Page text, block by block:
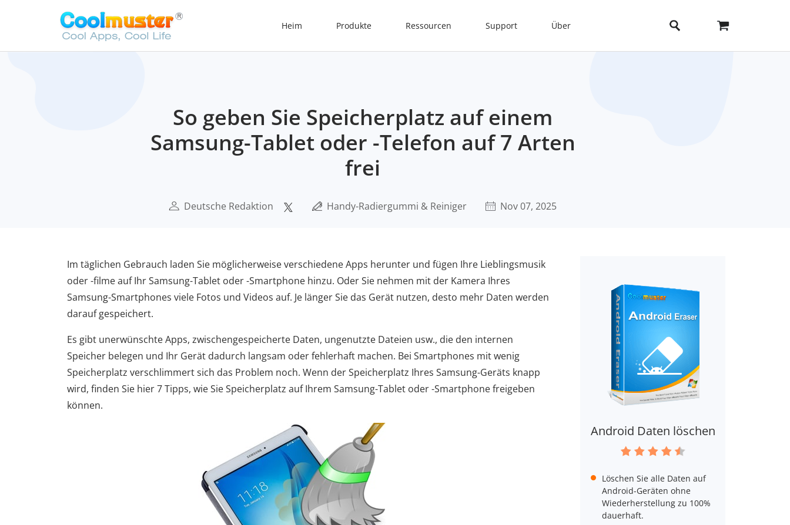
Heim Produkte Ressourcen Support Über
So geben Sie Speicherplatz auf einem
Samsung-Tablet oder -Telefon auf 7 Arten
frei
Deutsche Redaktion Handy-Radiergummi & Reiniger Nov 07, 2025
Im täglichen Gebrauch laden Sie möglicherweise verschiedene Apps herunter und fügen Ihre Lieblingsmusik
oder -filme auf Ihr Samsung-Tablet oder -Smartphone hinzu. Oder Sie nehmen mit der Kamera Ihres
Samsung-Smartphones viele Fotos und Videos auf. Je länger Sie das Gerät nutzen, desto mehr Daten werden
darauf gespeichert.
Es gibt unerwünschte Apps, zwischengespeicherte Daten, ungenutzte Dateien usw., die den internen
Speicher belegen und Ihr Gerät dadurch langsam oder fehlerhaft machen. Bei Smartphones mit wenig
Speicherplatz verschlimmert sich das Problem noch. Wenn der Speicherplatz Ihres Samsung-Geräts knapp
wird, finden Sie hier 7 Tipps, wie Sie Speicherplatz auf Ihrem Samsung-Tablet oder -Smartphone freigeben
können.
Android Daten löschen
Löschen Sie alle Daten auf
Android-Geräten ohne
Wiederherstellung zu 100%
dauerhaft.